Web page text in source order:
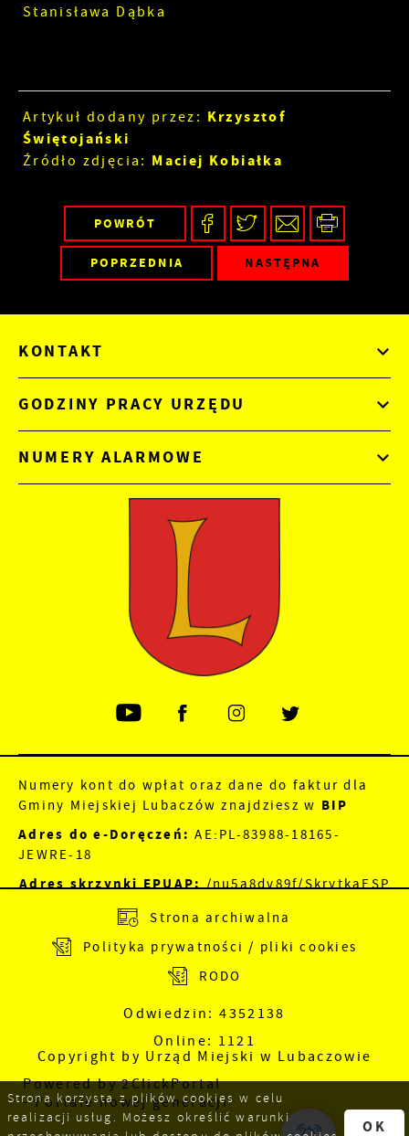
Stanisława Dąbka
Artykuł dodany przez: Krzysztof
Świętojański
Źródło zdjęcia: Maciej Kobiałka
POWRÓT
POPRZEDNIA NASTĘPNA
KONTAKT
GODZINY PRACY URZĘDU
NUMERY ALARMOWE
Numery kont do wpłat oraz dane do faktur dla
Gminy Miejskiej Lubaczów znajdziesz w BIP
Adres do e-Doręczeń: AE:PL-83988-18165-
JEWRE-18
Adres skrzynki EPUAP:/nu5a8dv89f/SkrytkaESP
Strona archiwalna
Polityka prywatności / pliki cookies
RODO
Odwiedzin: 4352138
Online: 1121
Copyright by Urząd Miejski w Lubaczowie
Powered by2ClickPortal
- Portale nowej generacji
Strona korzysta z plików cookies w celu
realizacji usług. Możesz określić warunki
OK